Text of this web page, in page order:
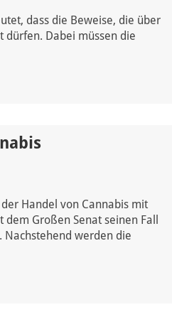
dass die Beweise, die über
dürfen. Dabei müssen die
Handel von Cannabis mit
Großen Senat seinen Fall
Nachstehend werden die